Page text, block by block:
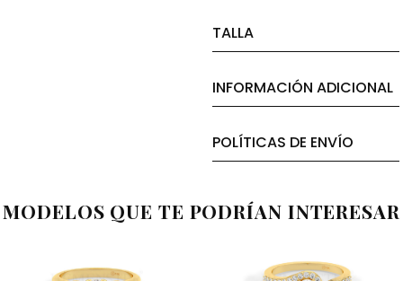
TALLA
INFORMACIÓN ADICIONAL
POLÍTICAS DE ENVÍO
MODELOS QUE TE PODRÍAN INTERESAR